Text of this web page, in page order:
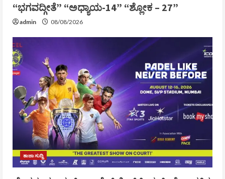
“ಭಗವದ್ಗೀತೆ” “ಅಧ್ಯಾಯ-14” “ಶ್ಲೋಕ – 27”
admin 08/08/2026
ತಾಜಾ ಸುದ್ದಿ